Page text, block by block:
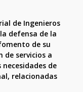
de Ingenieros
defensa de la
de su
de servicios a
de
relacionadas